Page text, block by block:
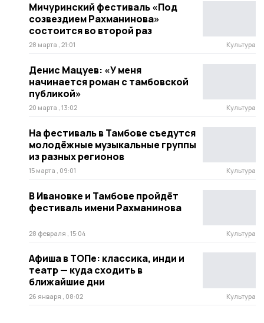
Мичуринский фестиваль «Под
созвездием Рахманинова»
состоится во второй раз
28 марта , 21:01 Культура
Денис Мацуев: «У меня
начинается роман с тамбовской
публикой»
20 марта , 13:02 Культура
На фестиваль в Тамбове съедутся
молодёжные музыкальные группы
из разных регионов
15 марта , 09:01 Культура
В Ивановке и Тамбове пройдёт
фестиваль имени Рахманинова
28 февраля , 15:04 Культура
Афиша в ТОПе: классика, инди и
театр — куда сходить в
ближайшие дни
26 января , 08:02 Культура